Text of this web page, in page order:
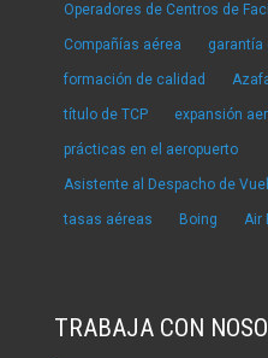
Operadores de Centros de
Compañías aérea garantía
formación de calidad
título de TCP expansión
prácticas en el aeropuerto
Asistente al Despacho de
tasas aéreas Boing Air
TRABAJA CON